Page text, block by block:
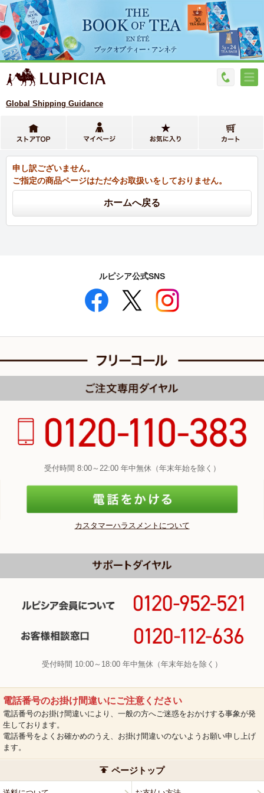
Global Shipping Guidance
申し訳ございません。
ご指定の商品ページはただ今お取扱いをしておりません。
ルピシア公式SNS
受付時間 8:00～22:00 年中無休（年末年始を除く）
カスタマーハラスメントについて
受付時間 10:00～18:00 年中無休（年末年始を除く）
電話番号のお掛け間違いにご注意ください
電話番号のお掛け間違いにより、一般の方へご迷惑をおかけする事象が発
生しております。
電話番号をよくお確かめのうえ、お掛け間違いのないようお願い申し上げ
ます。
ページトップ